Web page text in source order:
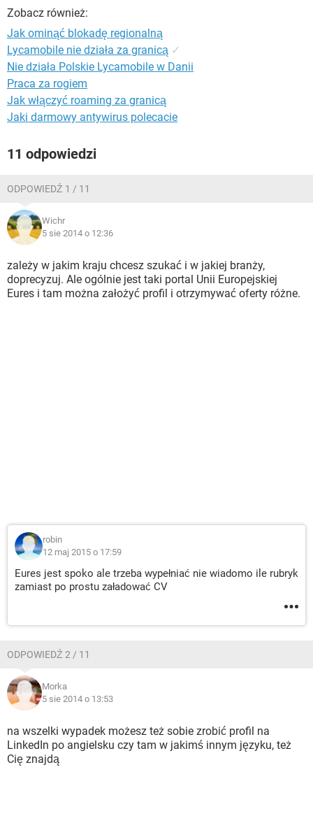
Zobacz również:
Jak ominąć blokadę regionalną
Lycamobile nie działa za granicą ✓
Nie działa Polskie Lycamobile w Danii
Praca za rogiem
Jak włączyć roaming za granicą
Jaki darmowy antywirus polecacie
11 odpowiedzi
ODPOWIEDŹ 1 / 11
Wichr
5 sie 2014 o 12:36
zależy w jakim kraju chcesz szukać i w jakiej branży,
doprecyzuj. Ale ogólnie jest taki portal Unii Europejskiej
Eures i tam można założyć profil i otrzymywać oferty różne.
robin
12 maj 2015 o 17:59
Eures jest spoko ale trzeba wypełniać nie wiadomo ile rubryk
zamiast po prostu załadować CV
ODPOWIEDŹ 2 / 11
Morka
5 sie 2014 o 13:53
na wszelki wypadek możesz też sobie zrobić profil na
LinkedIn po angielsku czy tam w jakimś innym języku, też
Cię znajdą